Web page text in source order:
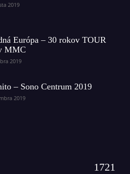
2019
Európa – 30 rokov TOUR
MMC
2019
– Sono Centrum 2019
2019
1721